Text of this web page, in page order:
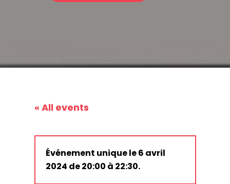
« All events
Événement unique le 6 avril
2024 de 20:00 à 22:30.